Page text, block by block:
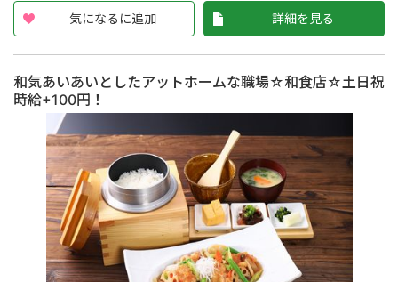
気になるに追加 詳細を見る
和気あいあいとしたアットホームな職場☆和食店☆土日祝
時給+100円！